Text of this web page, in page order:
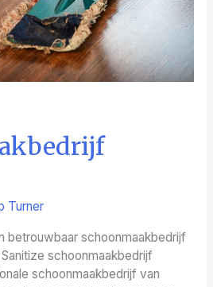
Turner
betrouwbaar schoonmaakbedrijf
schoonmaakbedrijf
schoonmaakbedrijf van